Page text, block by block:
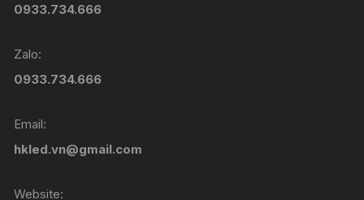
0933.734.666
Zalo:
0933.734.666
Email:
hkled.vn@gmail.com
Website: